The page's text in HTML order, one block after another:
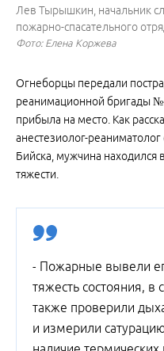
Лев Тырышкин, начальник
пожарно-спасательного
Фото: Елена Коржева
Огнеборцы передали
реанимационной бригады
прибыла на место. Как
анестезиолог-
Бийска, мужчина находился
тяжести.
- Пожарные вывели
тяжесть состояния, в
также проверили
и измерили